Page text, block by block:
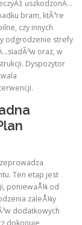
uszkodzonÄ…
bram, ktÃ³re
czy innych
odgrodzenie strefy
oraz, w
Dyspozytor
Ten etap jest
poniewaÅ¼ od
zaleÅ¼y
dodatkowych
dokonuje